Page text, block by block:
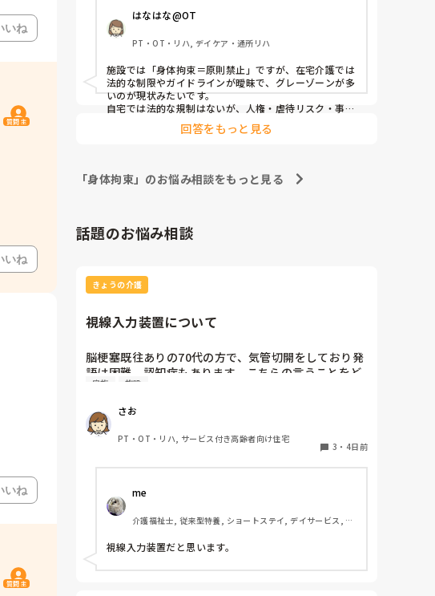
いね
質問主
いね
いね
質問主
例えば、紐で縛り付けるはダメだと思います。
ベット柵４本は？
明確に知ってる人入れは教えてください。
在宅ヘルパーさんとか、そう言う場面有ると思います
はなはな@OT
PT・OT・リハ, デイケア・通所リハ
施設では「身体拘束＝原則禁止」ですが、在宅介護では
法的な制限やガイドラインが曖昧で、グレーゾーンが多
いのが現状みたいです。
自宅では法的な規制はないが、人権・虐待リスク・事故
時の責任を考えると「慎重に」対応すべき。
柵やセンサーなど安全対策の工夫を優先し、物理的拘束
とかでしょうか、、、🤔
回答をもっと見る
「身体拘束」のお悩み相談をもっと見る
話題のお悩み相談
きょうの介護
視線入力装置について
脳梗塞既往ありの70代の方で、気管切開をしており発
語は困難。認知症もあります。こちらの言うことをど
のくらい理解しているかは不明ですが、問いかけに頷
の方にもほぼ毎日面会に来られます。この前ケアマネ
の方からお話しを聞いたら、視線入力装置？を導入し
たいと息子さんがおっしゃっているそうです。そこ
で、施設などで実際使われている利用者の方がいらっ
こなせるものなのかお聞きしたいです。
家族 施設
さお
PT・OT・リハ, サービス付き高齢者向け住宅
3 ・ 4日前
me
介護福祉士, 従来型特養, ショートステイ, デイサービス, 訪
視線入力装置だと思います。